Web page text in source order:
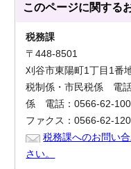
このページに関する
税務課
〒448-8501
刈谷市東陽町1丁目1番
税制係・市民税係 電
係 電話：0566-62-
ファクス：0566-62-
税務課へのお問い
さい。